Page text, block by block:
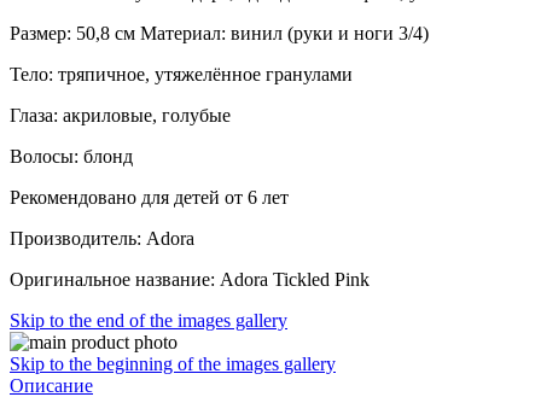
Размер: 50,8 см Материал: винил (руки и ноги 3/4)
Тело: тряпичное, утяжелённое гранулами
Глаза: акриловые, голубые
Волосы: блонд
Рекомендовано для детей от 6 лет
Производитель: Adora
Оригинальное название: Adora Tickled Pink
Skip to the end of the images gallery
Skip to the beginning of the images gallery
Описание